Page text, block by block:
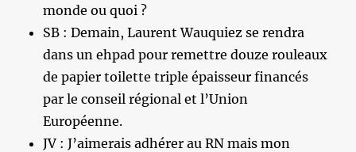
monde ou quoi ?
SB : Demain, Laurent Wauquiez se rendra
dans un ehpad pour remettre douze rouleaux
de papier toilette triple épaisseur financés
par le conseil régional et l’Union
Européenne.
JV : J’aimerais adhérer au RN mais mon